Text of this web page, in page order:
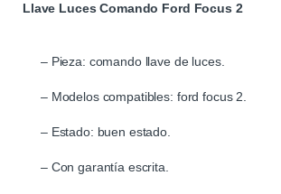
Llave Luces Comando Ford Focus 2
– Pieza: comando llave de luces.
– Modelos compatibles: ford focus 2.
– Estado: buen estado.
– Con garantía escrita.